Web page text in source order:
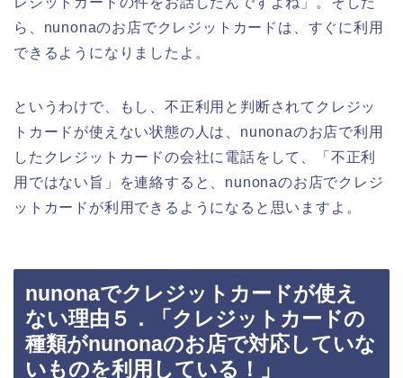
ら、nunonaのお店でクレジットカードは、すぐに利用
できるようになりましたよ。
というわけで、もし、不正利用と判断されてクレジッ
トカードが使えない状態の人は、nunonaのお店で利用
したクレジットカードの会社に電話をして、「不正利
用ではない旨」を連絡すると、nunonaのお店でクレジ
ットカードが利用できるようになると思いますよ。
nunonaでクレジットカードが使え
ない理由５．「クレジットカードの
種類がnunonaのお店で対応していな
いものを利用している！」